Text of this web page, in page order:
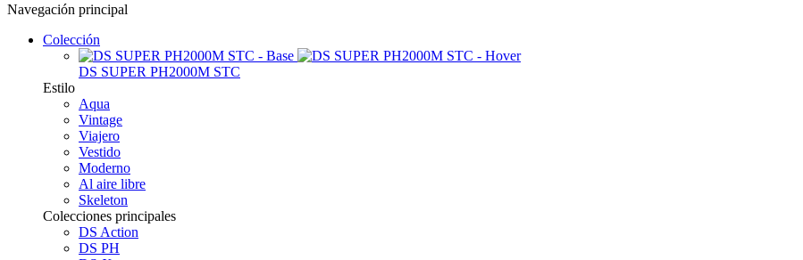
Navegación principal
Colección
DS SUPER PH2000M STC
Estilo
Aqua
Vintage
Viajero
Vestido
Moderno
Al aire libre
Skeleton
Colecciones principales
DS Action
DS PH